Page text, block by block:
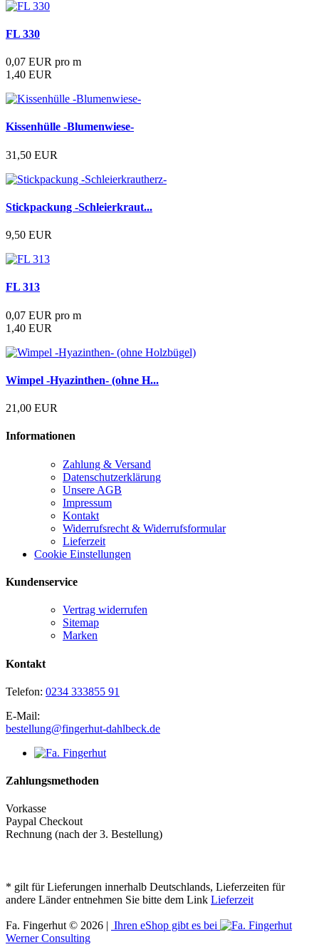
FL 330
0,07 EUR pro m
1,40 EUR
Kissenhülle -Blumenwiese-
31,50 EUR
Stickpackung -Schleierkraut...
9,50 EUR
FL 313
0,07 EUR pro m
1,40 EUR
Wimpel -Hyazinthen- (ohne H...
21,00 EUR
Informationen
Zahlung & Versand
Datenschutzerklärung
Unsere AGB
Impressum
Kontakt
Widerrufsrecht & Widerrufsformular
Lieferzeit
Cookie Einstellungen
Kundenservice
Vertrag widerrufen
Sitemap
Marken
Kontakt
Telefon: 0234 333855 91
E-Mail:
bestellung@fingerhut-dahlbeck.de
Zahlungsmethoden
Vorkasse
Paypal Checkout
Rechnung (nach der 3. Bestellung)
* gilt für Lieferungen innerhalb Deutschlands, Lieferzeiten für
andere Länder entnehmen Sie bitte dem Link Lieferzeit
Fa. Fingerhut © 2026 | Ihren eShop gibt es bei
Werner Consulting